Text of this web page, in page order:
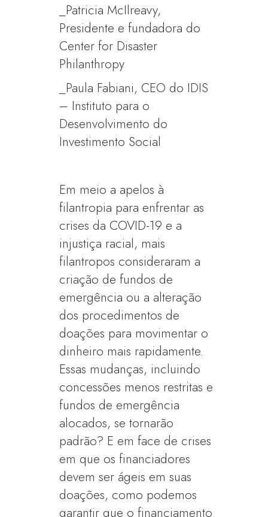
_Patricia McIlreavy,
Presidente e fundadora do
Center for Disaster
Philanthropy
_Paula Fabiani, CEO do IDIS
– Instituto para o
Desenvolvimento do
Investimento Social
Em meio a apelos à
filantropia para enfrentar as
crises da COVID-19 e a
injustiça racial, mais
filantropos consideraram a
criação de fundos de
emergência ou a alteração
dos procedimentos de
doações para movimentar o
dinheiro mais rapidamente.
Essas mudanças, incluindo
concessões menos restritas e
fundos de emergência
alocados, se tornarão
padrão? E em face de crises
em que os financiadores
devem ser ágeis em suas
doações, como podemos
garantir que o financiamento